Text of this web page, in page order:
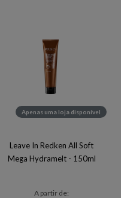
Apenas uma loja disponível
Leave In Redken All Soft
Mega Hydramelt - 150ml
A partir de: